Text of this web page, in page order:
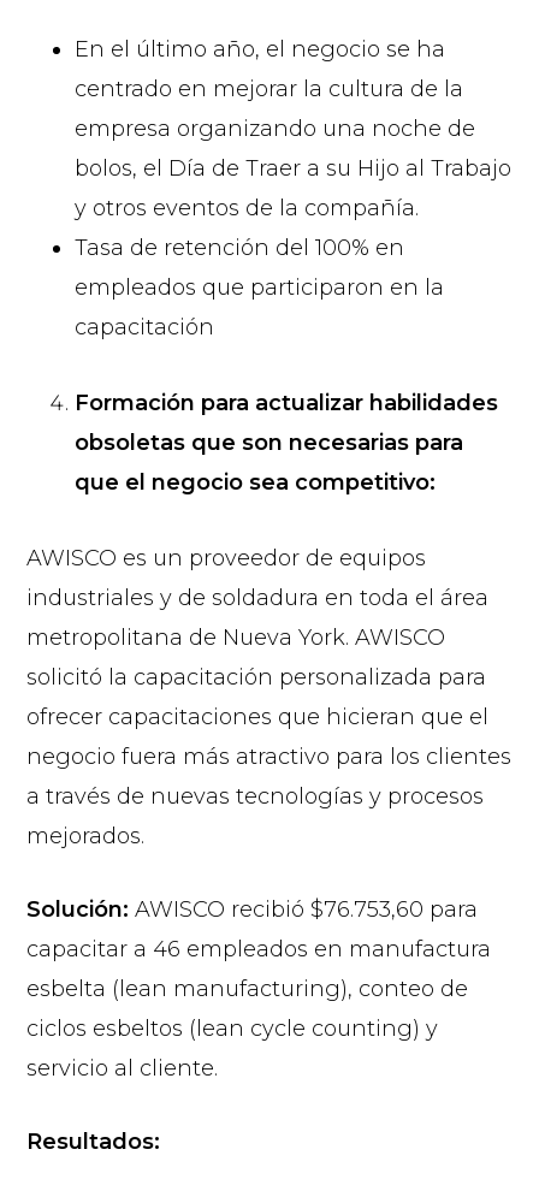
En el último año, el negocio se ha
centrado en mejorar la cultura de la
empresa organizando una noche de
bolos, el Día de Traer a su Hijo al Trabajo
y otros eventos de la compañía.
Tasa de retención del 100% en
empleados que participaron en la
capacitación
Formación para actualizar habilidades
obsoletas que son necesarias para
que el negocio sea competitivo:
AWISCO es un proveedor de equipos
industriales y de soldadura en toda el área
metropolitana de Nueva York. AWISCO
solicitó la capacitación personalizada para
ofrecer capacitaciones que hicieran que el
negocio fuera más atractivo para los clientes
a través de nuevas tecnologías y procesos
mejorados.
Solución: AWISCO recibió $76.753,60 para
capacitar a 46 empleados en manufactura
esbelta (lean manufacturing), conteo de
ciclos esbeltos (lean cycle counting) y
servicio al cliente.
Resultados: